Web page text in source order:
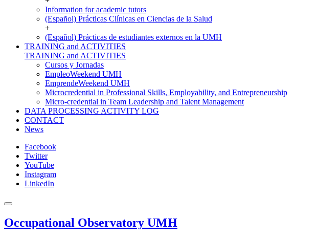
Information for academic tutors
(Español) Prácticas Clínicas en Ciencias de la Salud
+
(Español) Prácticas de estudiantes externos en la UMH
TRAINING and ACTIVITIES
TRAINING and ACTIVITIES
Cursos y Jornadas
EmpleoWeekend UMH
EmprendeWeekend UMH
Microcredential in Professional Skills, Employability, and Entrepreneurship
Micro-credential in Team Leadership and Talent Management
DATA PROCESSING ACTIVITY LOG
CONTACT
News
Facebook
Twitter
YouTube
Instagram
LinkedIn
Occupational Observatory UMH